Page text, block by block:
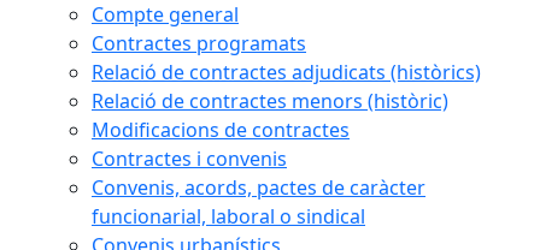
Compte general
Contractes programats
Relació de contractes adjudicats (històrics)
Relació de contractes menors (històric)
Modificacions de contractes
Contractes i convenis
Convenis, acords, pactes de caràcter
funcionarial, laboral o sindical